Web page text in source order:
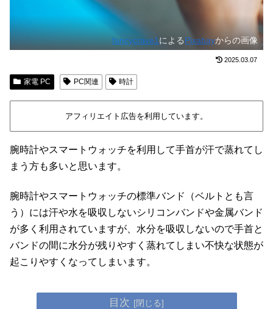
fancycrave1 によるPixabayからの画像
2025.03.07
家電 PC PC関連 時計
アフィリエイト広告を利用しています。
腕時計やスマートウォッチを利用して手首が汗で蒸れてし
まう方も多いと思います。
腕時計やスマートウォッチの標準バンド（ベルトとも言
う）には汗や水を吸収しないシリコンバンドや金属バンド
が多く利用されていますが、水分を吸収しないので手首と
バンドの間に水分が残りやすく蒸れてしまい不快な状態が
起こりやすくなってしまいます。
目次